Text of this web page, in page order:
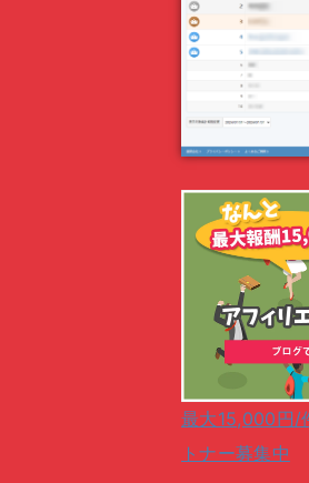
最大15,000円/
トナー募集中